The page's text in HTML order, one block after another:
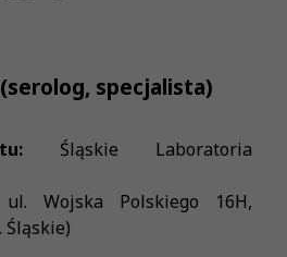
specjalista)
Śląskie Laboratoria
ul. Wojska Polskiego 16H,
Śląskie)